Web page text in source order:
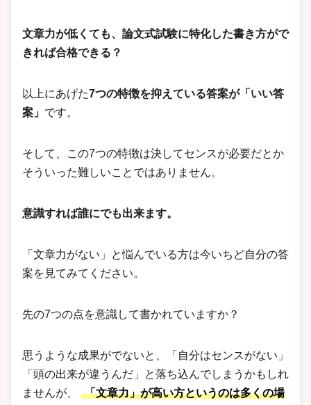
文章力が低くても、論文式試験に特化した書き方がで
きれば合格できる？
以上にあげた7つの特徴を抑えている答案が「いい答
案」 です。
そして、この7つの特徴は決してセンスが必要だとか
そういった難しいことではありません。
意識すれば誰にでも出来ます。
「文章力がない」と悩んでいる方は今いちど自分の答
案を見てみてください。
先の7つの点を意識して書かれていますか？
思うような成果がでないと、「自分はセンスがない」
「頭の出来が違うんだ」と落ち込んでしまうかもしれ
ませんが、
「文章力」が高い方というのは多くの場